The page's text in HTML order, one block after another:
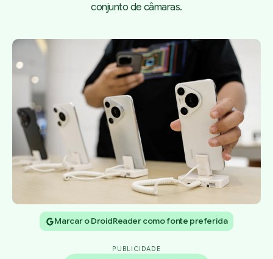
conjunto de câmaras.
Marcar o DroidReader como fonte preferida
PUBLICIDADE